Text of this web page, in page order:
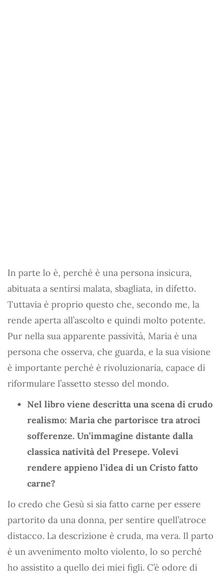
In parte lo è, perché è una persona insicura,
abituata a sentirsi malata, sbagliata, in difetto.
Tuttavia è proprio questo che, secondo me, la
rende aperta all’ascolto e quindi molto potente.
Pur nella sua apparente passività, Maria è una
persona che osserva, che guarda, e la sua visione
è importante perché è rivoluzionaria, capace di
riformulare l’assetto stesso del mondo.
Nel libro viene descritta una scena di crudo
realismo: Maria che partorisce tra atroci
sofferenze. Un’immagine distante dalla
classica natività del Presepe. Volevi
rendere appieno l’idea di un Cristo fatto
carne?
Io credo che Gesù si sia fatto carne per essere
partorito da una donna, per sentire quell’atroce
distacco. La descrizione è cruda, ma vera. Il parto
è un avvenimento molto violento, lo so perché
ho assistito a quello dei miei figli. C’è odore di